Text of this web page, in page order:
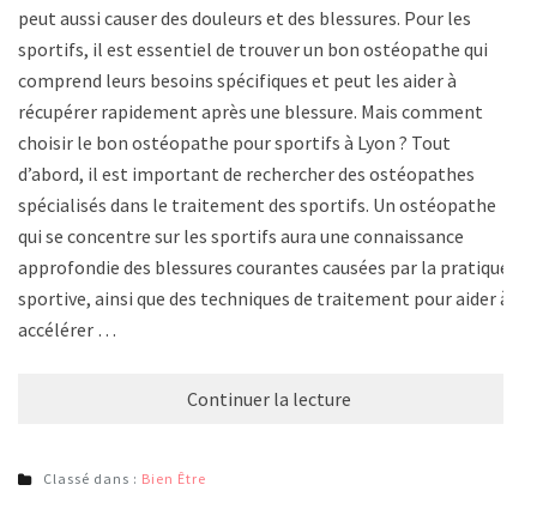
peut aussi causer des douleurs et des blessures. Pour les
sportifs, il est essentiel de trouver un bon ostéopathe qui
comprend leurs besoins spécifiques et peut les aider à
récupérer rapidement après une blessure. Mais comment
choisir le bon ostéopathe pour sportifs à Lyon ? Tout
d’abord, il est important de rechercher des ostéopathes
spécialisés dans le traitement des sportifs. Un ostéopathe
qui se concentre sur les sportifs aura une connaissance
approfondie des blessures courantes causées par la pratique
sportive, ainsi que des techniques de traitement pour aider à
accélérer …
Continuer la lecture
Classé dans : Bien Être